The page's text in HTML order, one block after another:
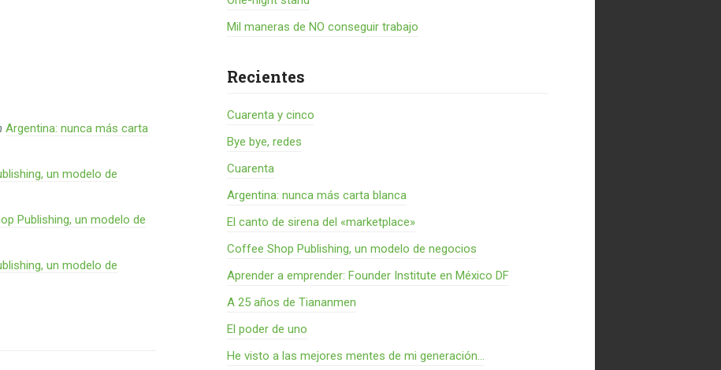
Argentina: nunca más carta
un modelo de
Publishing, un modelo de
un modelo de
Mil maneras de NO conseguir trabajo
Recientes
Cuarenta y cinco
Bye bye, redes
Cuarenta
Argentina: nunca más carta blanca
El canto de sirena del «marketplace»
Coffee Shop Publishing, un modelo de negocios
Aprender a emprender: Founder Institute en México DF
A 25 años de Tiananmen
El poder de uno
He visto a las mejores mentes de mi generación…